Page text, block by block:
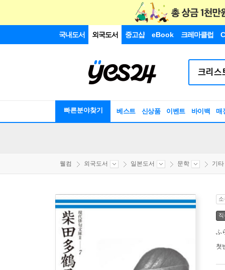
국내도서 외국도서 중고샵 eBook 크레마클럽
빠른분야찾기 베스트 신상품 이벤트 바이백 매
웰컴 외국도서 일본도서 문학 기타
ふ
첫